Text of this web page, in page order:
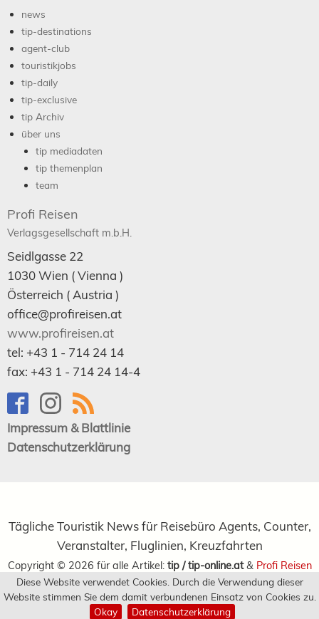
Diese Website verwendet Cookies. Durch die Verwendung dieser
Website stimmen Sie dem damit verbundenen Einsatz von Cookies zu.
Okay
Datenschutzerklärung
news
tip-destinations
agent-club
touristikjobs
tip-daily
tip-exclusive
tip Archiv
über uns
tip mediadaten
tip themenplan
team
Profi Reisen
Verlagsgesellschaft m.b.H.
Seidlgasse 22
1030Wien ( Vienna )
Österreich ( Austria )
office@profireisen.at
www.profireisen.at
tel: +43 1 - 714 24 14
fax: +43 1 - 714 24 14-4
Impressum & Blattlinie
Datenschutzerklärung
Tägliche Touristik News für Reisebüro Agents, Counter,
Veranstalter, Fluglinien, Kreuzfahrten
Copyright © 2026 für alle Artikel: tip / tip-online.at& Profi Reisen
Verlagsgesellschaft m.b.H.